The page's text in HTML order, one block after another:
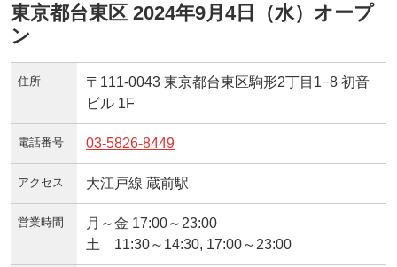
東京都台東区 2024年9月4日（水）オープ
ン
住所
〒111-0043 東京都台東区駒形2丁目1−8 初音
ビル 1F
電話番号 03-5826-8449
アクセス 大江戸線 蔵前駅
営業時間
月～金 17:00～23:00
土 11:30～14:30, 17:00～23:00